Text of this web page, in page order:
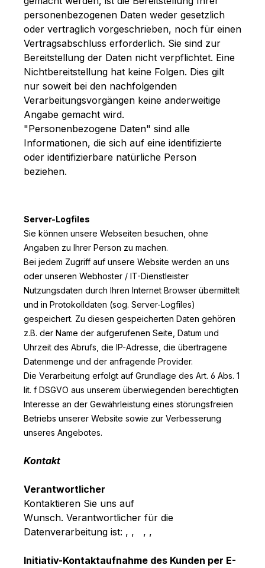
personenbezogenen Daten weder gesetzlich
oder vertraglich vorgeschrieben, noch für einen
Vertragsabschluss erforderlich. Sie sind zur
Bereitstellung der Daten nicht verpflichtet. Eine
Nichtbereitstellung hat keine Folgen. Dies gilt
nur soweit bei den nachfolgenden
Verarbeitungsvorgängen keine anderweitige
Angabe gemacht wird.
"Personenbezogene Daten" sind alle
Informationen, die sich auf eine identifizierte
oder identifizierbare natürliche Person
beziehen.
Server-Logfiles
Sie können unsere Webseiten besuchen, ohne
Angaben zu Ihrer Person zu machen.
Bei jedem Zugriff auf unsere Website werden an uns
oder unseren Webhoster / IT-Dienstleister
Nutzungsdaten durch Ihren Internet Browser übermittelt
und in Protokolldaten (sog. Server-Logfiles)
gespeichert. Zu diesen gespeicherten Daten gehören
z.B. der Name der aufgerufenen Seite, Datum und
Uhrzeit des Abrufs, die IP-Adresse, die übertragene
Datenmenge und der anfragende Provider.
Die Verarbeitung erfolgt auf Grundlage des Art. 6 Abs. 1
lit. f DSGVO aus unserem überwiegenden berechtigten
Interesse an der Gewährleistung eines störungsfreien
Betriebs unserer Website sowie zur Verbesserung
unseres Angebotes.
Kontakt
Verantwortlicher
Kontaktieren Sie uns auf
Wunsch. Verantwortlicher für die
Datenverarbeitung ist: , , , ,
Initiativ-Kontaktaufnahme des Kunden per E-